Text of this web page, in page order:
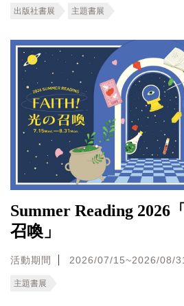
出版社書展 主題書展
Summer Reading 2026
召喚」
活動期間 2026/07/15~2026/08/
主題書展